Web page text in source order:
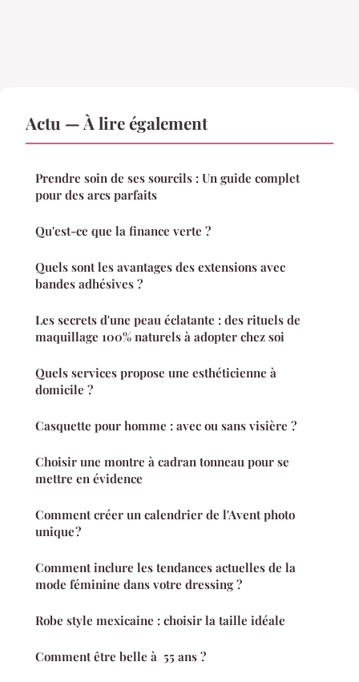
Actu — À lire également
Prendre soin de ses sourcils : Un guide complet
pour des arcs parfaits
Qu'est-ce que la finance verte ?
Quels sont les avantages des extensions avec
bandes adhésives ?
Les secrets d'une peau éclatante : des rituels de
maquillage 100% naturels à adopter chez soi
Quels services propose une esthéticienne à
domicile ?
Casquette pour homme : avec ou sans visière ?
Choisir une montre à cadran tonneau pour se
mettre en évidence
Comment créer un calendrier de l'Avent photo
unique ?
Comment inclure les tendances actuelles de la
mode féminine dans votre dressing ?
Robe style mexicaine : choisir la taille idéale
Comment être belle à 55 ans ?